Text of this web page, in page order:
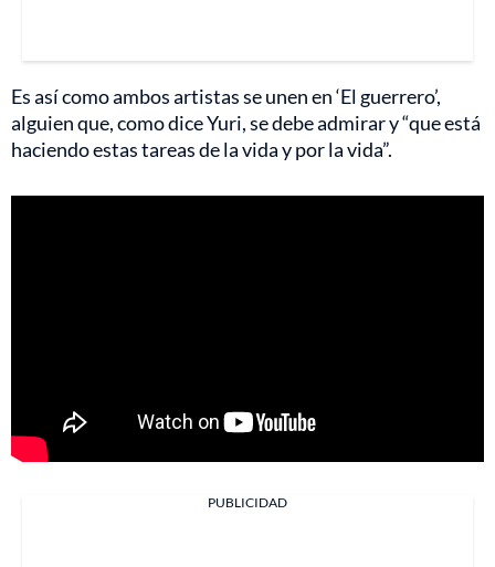
Es así como ambos artistas se unen en ‘El guerrero’,
alguien que, como dice Yuri, se debe admirar y “que está
haciendo estas tareas de la vida y por la vida”.
PUBLICIDAD